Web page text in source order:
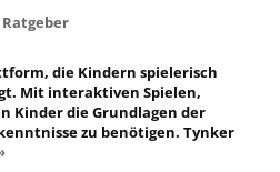
die Kindern spielerisch
Mit interaktiven Spielen,
Kinder die Grundlagen der
zu benötigen. Tynker